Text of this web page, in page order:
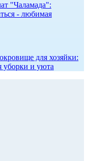
"Чаламада":
- любимая
для хозяйки:
уборки и уюта